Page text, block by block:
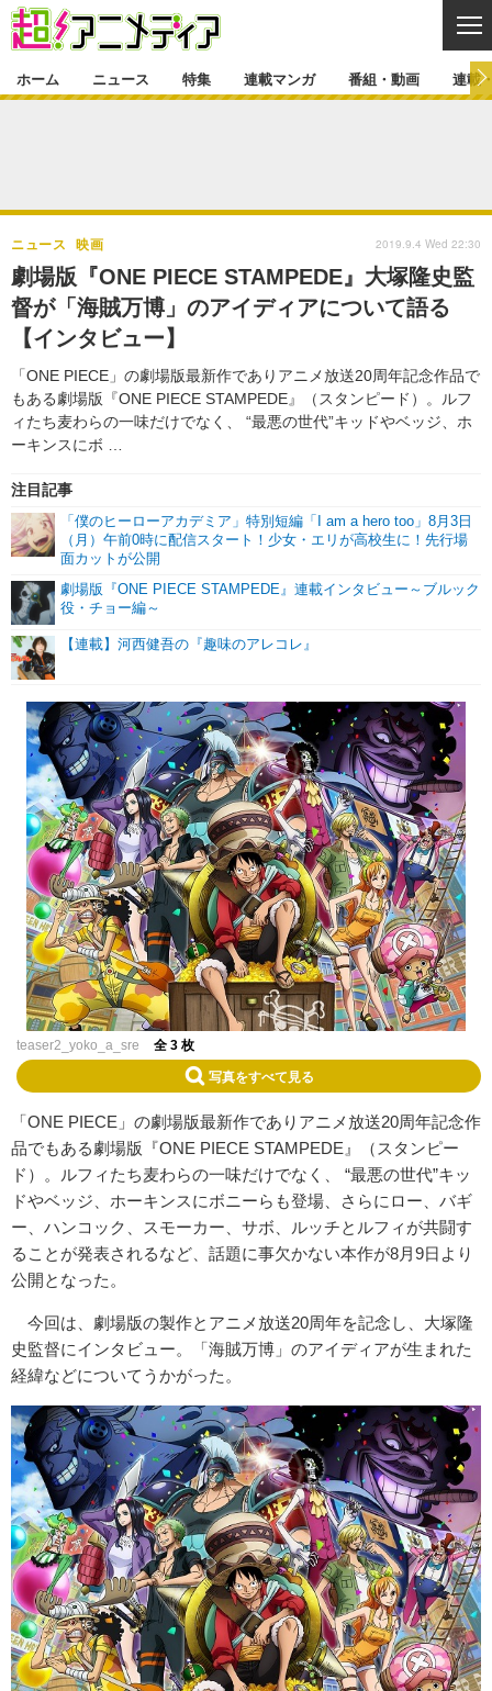
ゲーム・アプリ マンガ
グッズ イベント
声優
舞台 新帝スタ
特集一覧 カバー
ラキりす
連載マンガ
連載マンガ一覧 連載一覧
番組・動画
番組・動画一覧 ラジオ
動画
連載・ブログ
連載・ブログ一覧
編集部ブログ・お知らせ
ホーム ニュース 特集 連載マンガ 番組・動画 連載
劇場版『ONE PIECE STAMPEDE』大塚隆史監
督が「海賊万博」のアイディアについて語る
【インタビュー】
「ONE PIECE」の劇場版最新作でありアニメ放送20周年記念作品で
もある劇場版『ONE PIECE STAMPEDE』（スタンピード）。ルフ
ィたち麦わらの一味だけでなく、 “最悪の世代”キッドやベッジ、ホ
ーキンスにボ …
ニュース 映画
注目記事
「僕のヒーローアカデミア」特別短編「I am a hero too」8月3日
（月）午前0時に配信スタート！少女・エリが高校生に！先行場
面カットが公開
劇場版『ONE PIECE STAMPEDE』連載インタビュー～ブルック
役・チョー編～
【連載】河西健吾の『趣味のアレコレ』
2019.9.4 Wed 22:30
teaser2_yoko_a_sre 全 3 枚
写真をすべて見る
「ONE PIECE」の劇場版最新作でありアニメ放送20周年記念作
品でもある劇場版『ONE PIECE STAMPEDE』（スタンピー
ド）。ルフィたち麦わらの一味だけでなく、 “最悪の世代”キッ
ドやベッジ、ホーキンスにボニーらも登場、さらにロー、バギ
ー、ハンコック、スモーカー、サボ、ルッチとルフィが共闘す
ることが発表されるなど、話題に事欠かない本作が8月9日より
公開となった。
今回は、劇場版の製作とアニメ放送20周年を記念し、大塚隆
史監督にインタビュー。「海賊万博」のアイディアが生まれた
経緯などについてうかがった。